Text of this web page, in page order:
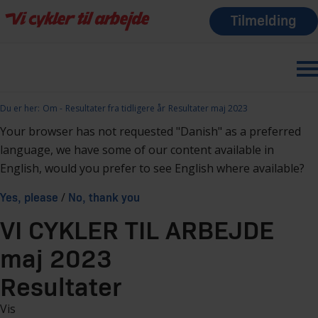
Tilmelding
Du er her: Om Resultater fra tidligere år Resultater maj 2023
Your browser has not requested "Danish" as a preferred
language, we have some of our content available in
English, would you prefer to see English where available?
Yes, please / No, thank you
VI CYKLER TIL ARBEJDE
maj 2023
Resultater
Vis